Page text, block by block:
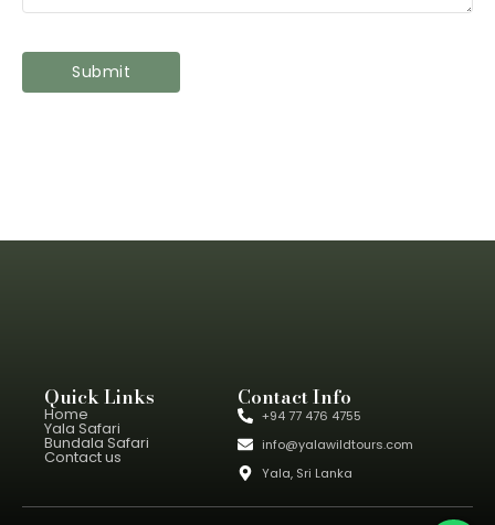
Quick Links
Home
Yala Safari
Bundala Safari
Contact us
Contact Info
+94 77 476 4755
info@yalawildtours.com
Yala, Sri Lanka